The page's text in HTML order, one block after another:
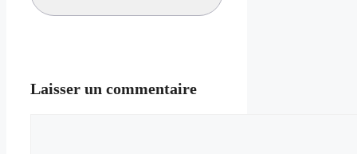
Laisser un commentaire